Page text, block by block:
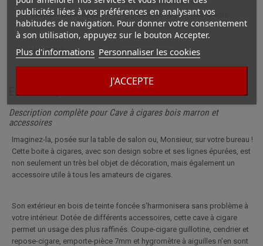
publicités liées à vos préférences en analysant vos
habitudes de navigation. Pour donner votre consentement
à son utilisation, appuyez sur le bouton Accepter.
Plus d'informations Personnaliser les cookies
J'ACCEPTE
CARACTÉRISTIQUE
avec humidificateur et
hygromètre, hygromètre intégré,
avec humidificateur
HAUTEUR entre 0 et 20 cm
En savoir plus
Description complète pour Cave à cigares bois marron et
accessoires
Imaginez-la, posée sur la table de salon ou, Monsieur, sur votre bureau !
Cette boite à cigares, avec son design sobre et ses lignes épurées, est
non seulement un très bel objet de décoration, mais également un
accessoire utile à tous les amateurs de cigares.
Son extérieur en bois de teinte foncée s'harmonisera sans problème à
votre intérieur. Dotée de différents accessoires, cette cave à cigare
permet un usage des plus raffinés. Coupe-cigare guillotine, cendrier et
repose-cigare, emporte-pièce 7mm et hygromètre à aiguilles n'en sont